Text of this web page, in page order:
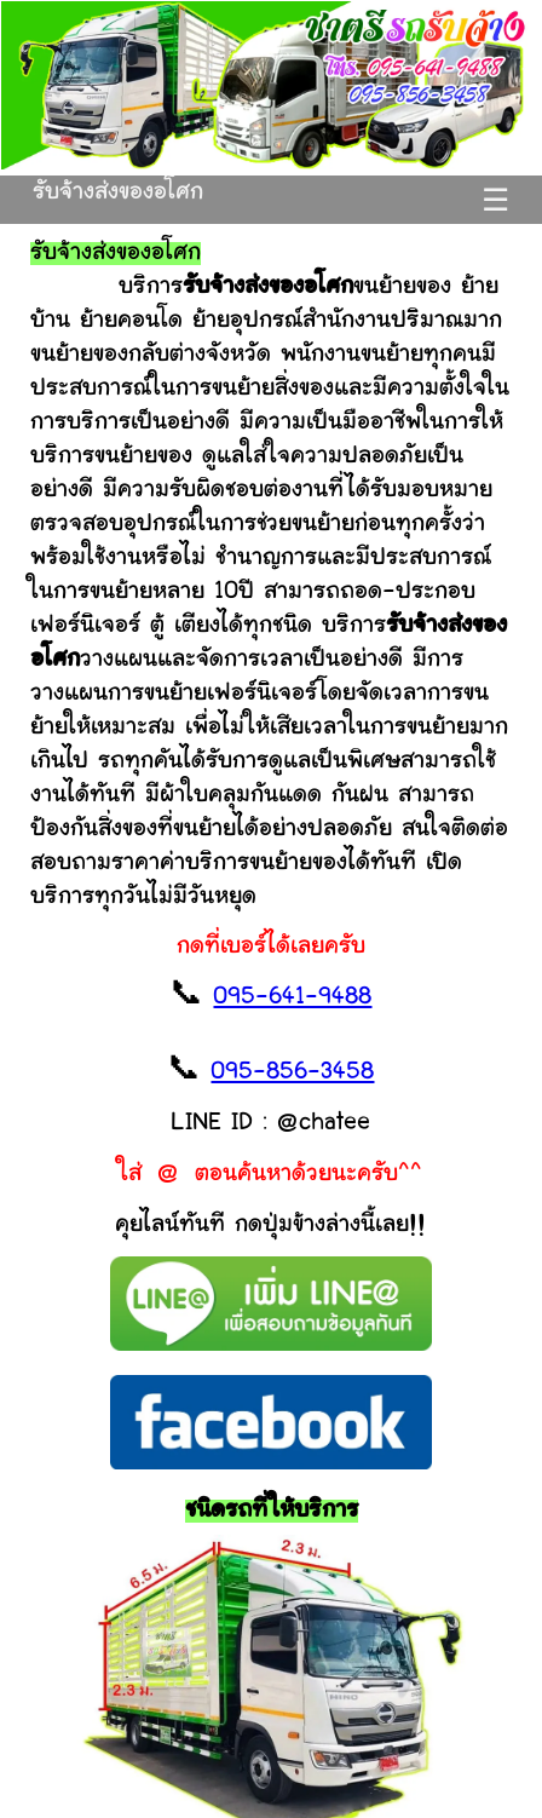
☰
รับจ้างส่งของอโศก
รับจ้างส่งของอโศก
บริการรับจ้างส่งของอโศกขนย้ายของ ย้าย
บ้าน ย้ายคอนโด ย้ายอุปกรณ์สำนักงานปริมาณมาก
ขนย้ายของกลับต่างจังหวัด พนักงานขนย้ายทุกคนมี
ประสบการณ์ในการขนย้ายสิ่งของและมีความตั้งใจใน
การบริการเป็นอย่างดี มีความเป็นมืออาชีพในการให้
บริการขนย้ายของ ดูแลใส่ใจความปลอดภัยเป็น
อย่างดี มีความรับผิดชอบต่องานที่ได้รับมอบหมาย
ตรวจสอบอุปกรณ์ในการช่วยขนย้ายก่อนทุกครั้งว่า
พร้อมใช้งานหรือไม่ ชำนาญการและมีประสบการณ์
ในการขนย้ายหลาย 10ปี สามารถถอด-ประกอบ
เฟอร์นิเจอร์ ตู้ เตียงได้ทุกชนิด บริการรับจ้างส่งของ
อโศกวางแผนและจัดการเวลาเป็นอย่างดี มีการ
วางแผนการขนย้ายเฟอร์นิเจอร์โดยจัดเวลาการขน
ย้ายให้เหมาะสม เพื่อไม่ให้เสียเวลาในการขนย้ายมาก
เกินไป รถทุกคันได้รับการดูแลเป็นพิเศษสามารถใช้
งานได้ทันที มีผ้าใบคลุมกันแดด กันฝน สามารถ
ป้องกันสิ่งของที่ขนย้ายได้อย่างปลอดภัย สนใจติดต่อ
สอบถามราคาค่าบริการขนย้ายของได้ทันที เปิด
บริการทุกวันไม่มีวันหยุด
กดที่เบอร์ได้เลยครับ
📞095-641-9488
📞095-856-3458
LINE ID : @chatee
ใส่ @ ตอนค้นหาด้วยนะครับ^^
คุยไลน์ทันที กดปุ่มข้างล่างนี้เลย!!
ชนิดรถที่ให้บริการ